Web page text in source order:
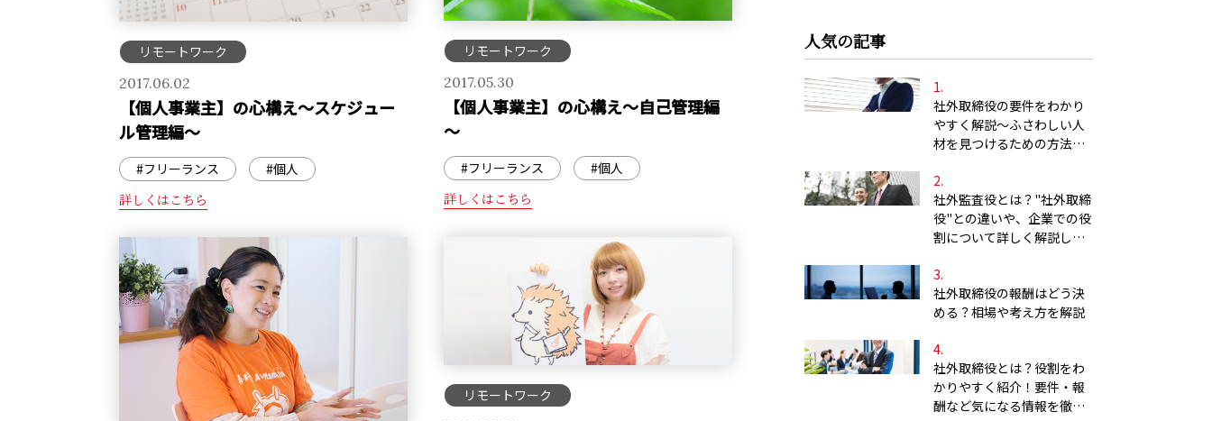
リモートワーク
2017.06.02
【個人事業主】の心構え～スケジュー
ル管理編～
#フリーランス
#個人
詳しくはこちら
リモートワーク
2017.05.30
【個人事業主】の心構え～自己管理編
～
#フリーランス
#個人
詳しくはこちら
リモートワーク
人気の記事
社外取締役の要件をわかり
やすく解説～ふさわしい人
材を見つけるための方法と
社外監査役とは？"社外取締
役"との違いや、企業での役
割について詳しく解説しま
社外取締役の報酬はどう決
める？相場や考え方を解説
社外取締役とは？役割をわ
かりやすく紹介！要件・報
酬など気になる情報を徹底